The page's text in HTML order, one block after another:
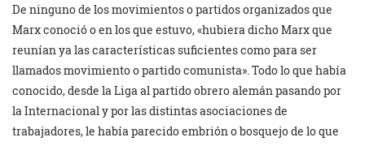
De ninguno de los movimientos o partidos organizados que
Marx conoció o en los que estuvo, «hubiera dicho Marx que
reunían ya las características suficientes como para ser
llamados movimiento o partido comunista». Todo lo que había
conocido, desde la Liga al partido obrero alemán pasando por
la Internacional y por las distintas asociaciones de
trabajadores, le había parecido embrión o bosquejo de lo que